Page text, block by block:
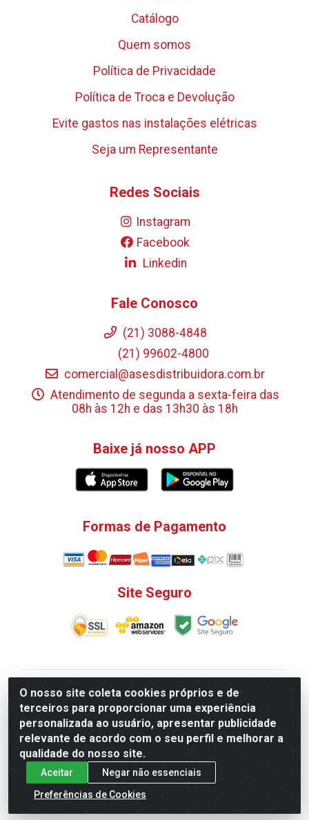
O nosso site coleta cookies próprios e de
terceiros para proporcionar uma experiência
personalizada ao usuário, apresentar publicidade
relevante de acordo com o seu perfil e melhorar a
qualidade do nosso site.
Aceitar
Negar não essenciais
Preferências de Cookies
Catálogo
Quem somos
Política de Privacidade
Política de Troca e Devolução
Evite gastos nas instalações elétricas
Seja um Representante
Redes Sociais
Instagram
Facebook
Linkedin
Fale Conosco
(21) 3088-4848
(21) 99602-4800
comercial@asesdistribuidora.com.br
Atendimento de segunda a sexta-feira das
08h às 12h e das 13h30 às 18h
Baixe já nosso APP
Formas de Pagamento
Site Seguro
V. C. Ferragens LTDA - Rua do Matoso, 132 - Praça da
Bandeira, Rio de Janeiro/ RJ - CEP 20.270-135 - CNPJ
12.324.723/0001-25
Todas as regras de promoções, descontos, preços e
prazos de pagamento e entrega expostos aqui são
válidos apenas para compras via internet. Preços e
estoque sujeito a alterações sem aviso prévio.